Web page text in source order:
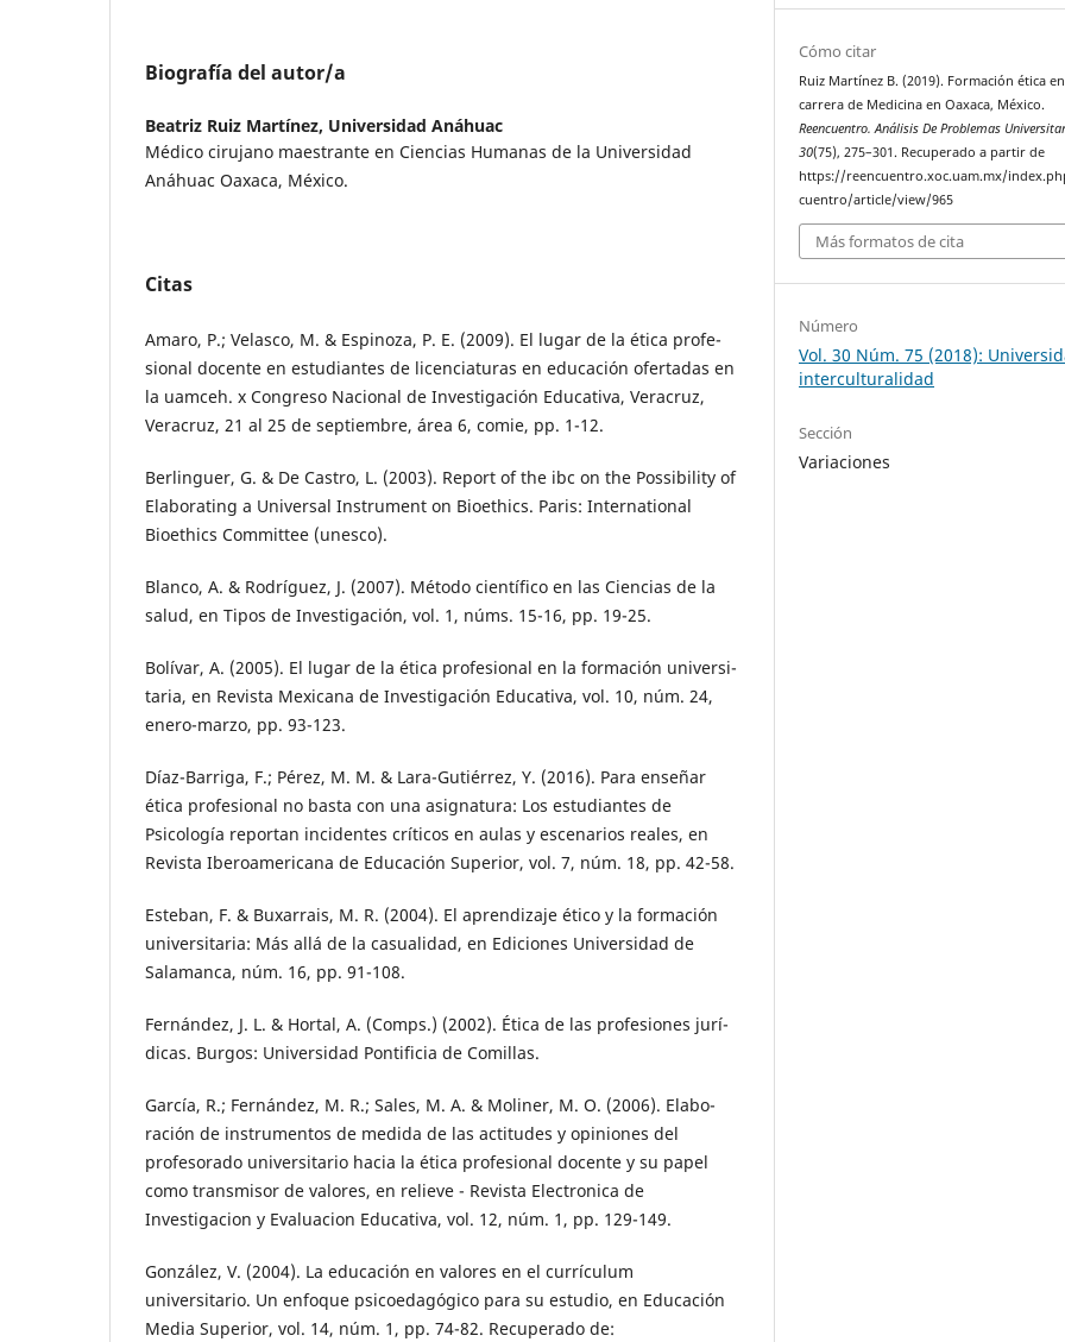
Biografía del autor/a
Beatriz Ruiz Martínez, Universidad Anáhuac
Médico cirujano maestrante en Ciencias Humanas de la Universidad
Anáhuac Oaxaca, México.
Citas
Amaro, P.; Velasco, M. & Espinoza, P. E. (2009). El lugar de la ética profe-
sional docente en estudiantes de licenciaturas en educación ofertadas en
la uamceh. x Congreso Nacional de Investigación Educativa, Veracruz,
Veracruz, 21 al 25 de septiembre, área 6, comie, pp. 1-12.
Berlinguer, G. & De Castro, L. (2003). Report of the ibc on the Possibility of
Elaborating a Universal Instrument on Bioethics. Paris: International
Bioethics Committee (unesco).
Blanco, A. & Rodríguez, J. (2007). Método científico en las Ciencias de la
salud, en Tipos de Investigación, vol. 1, núms. 15-16, pp. 19-25.
Bolívar, A. (2005). El lugar de la ética profesional en la formación universi-
taria, en Revista Mexicana de Investigación Educativa, vol. 10, núm. 24,
enero-marzo, pp. 93-123.
Díaz-Barriga, F.; Pérez, M. M. & Lara-Gutiérrez, Y. (2016). Para enseñar
ética profesional no basta con una asignatura: Los estudiantes de
Psicología reportan incidentes críticos en aulas y escenarios reales, en
Revista Iberoamericana de Educación Superior, vol. 7, núm. 18, pp. 42-58.
Esteban, F. & Buxarrais, M. R. (2004). El aprendizaje ético y la formación
universitaria: Más allá de la casualidad, en Ediciones Universidad de
Salamanca, núm. 16, pp. 91-108.
Fernández, J. L. & Hortal, A. (Comps.) (2002). Ética de las profesiones jurí-
dicas. Burgos: Universidad Pontificia de Comillas.
García, R.; Fernández, M. R.; Sales, M. A. & Moliner, M. O. (2006). Elabo-
ración de instrumentos de medida de las actitudes y opiniones del
profesorado universitario hacia la ética profesional docente y su papel
como transmisor de valores, en relieve - Revista Electronica de
Investigacion y Evaluacion Educativa, vol. 12, núm. 1, pp. 129-149.
González, V. (2004). La educación en valores en el currículum
universitario. Un enfoque psicoedagógico para su estudio, en Educación
Media Superior, vol. 14, núm. 1, pp. 74-82. Recuperado de:
Cómo citar
Ruiz Martínez B. (2019). Formación ética
carrera de Medicina en Oaxaca, México.
Reencuentro. Análisis De Problemas
30(75), 275–301. Recuperado a partir de
https://reencuentro.xoc.uam.mx/
cuentro/article/view/965
Más formatos de cita
Número
Vol. 30 Núm. 75 (2018):
interculturalidad
Sección
Variaciones